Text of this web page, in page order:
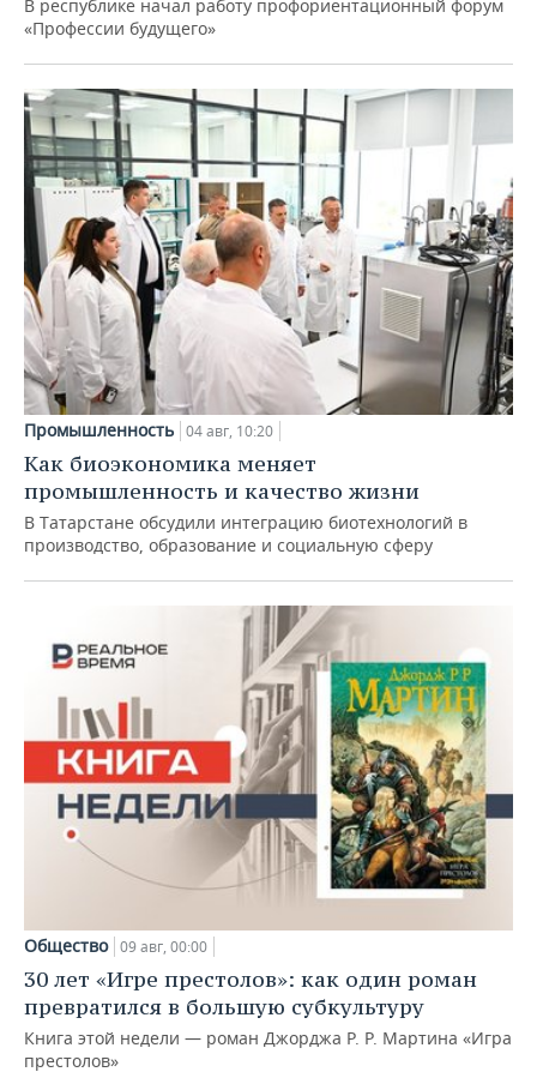
В республике начал работу профориентационный форум
«Профессии будущего»
Промышленность 04 авг, 10:20
Как биоэкономика меняет
промышленность и качество жизни
В Татарстане обсудили интеграцию биотехнологий в
производство, образование и социальную сферу
Общество 09 авг, 00:00
30 лет «Игре престолов»: как один роман
превратился в большую субкультуру
Книга этой недели — роман Джорджа Р. Р. Мартина «Игра
престолов»